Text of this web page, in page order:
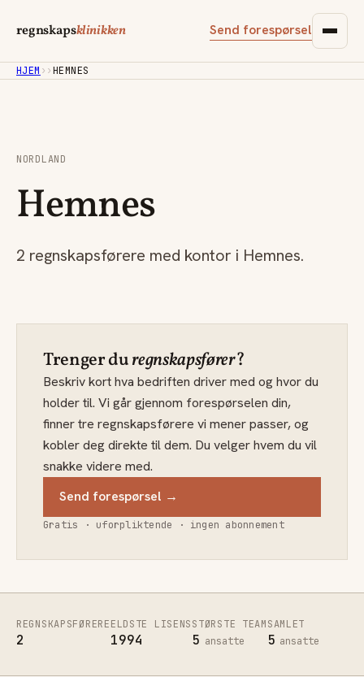
regnskapsklinikken Send forespørsel
HJEM › ›HEMNES
NORDLAND
Hemnes
2 regnskapsførere med kontor i Hemnes.
Trenger duregnskapsfører?
Beskriv kort hva bedriften driver med og hvor du
holder til. Vi går gjennom forespørselen din,
finner tre regnskapsførere vi mener passer, og
kobler deg direkte til dem. Du velger hvem du vil
snakke videre med.
Send forespørsel →
Gratis · uforpliktende · ingen abonnement
REGNSKAPSFØRERE
2
ELDSTE LISENS
1994
STØRSTE TEAM
5 ansatte
SAMLET
5 ansatte